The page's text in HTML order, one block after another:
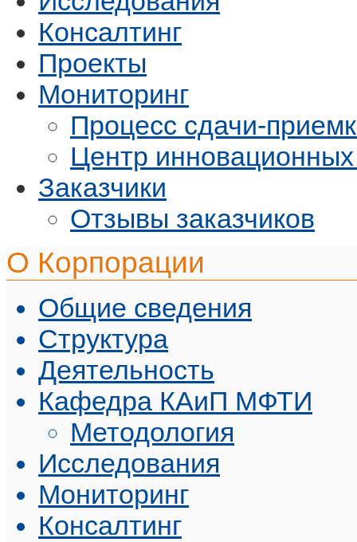
Консалтинг
Проекты
Мониторинг
Процесс сдачи-
Центр инновационных
Заказчики
Отзывы заказчиков
О Корпорации
Общие сведения
Структура
Деятельность
Кафедра КАиП МФТИ
Методология
Исследования
Мониторинг
Консалтинг